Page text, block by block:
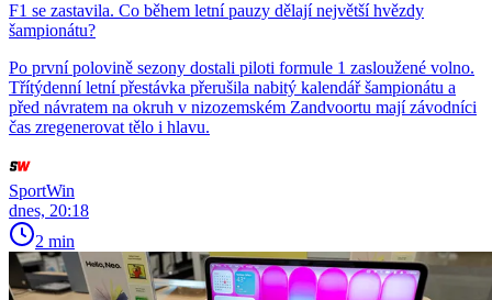
F1 se zastavila. Co během letní pauzy dělají největší hvězdy
šampionátu?
Po první polovině sezony dostali piloti formule 1 zasloužené volno.
Třítýdenní letní přestávka přerušila nabitý kalendář šampionátu a
před návratem na okruh v nizozemském Zandvoortu mají závodníci
čas zregenerovat tělo i hlavu.
SportWin
dnes, 20:18
2 min